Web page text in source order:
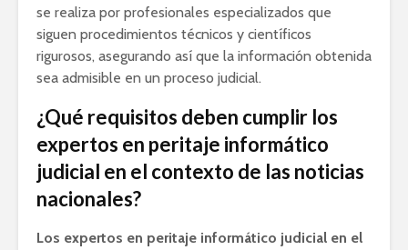
se realiza por profesionales especializados que
siguen procedimientos técnicos y científicos
rigurosos, asegurando así que la información obtenida
sea admisible en un proceso judicial.
¿Qué requisitos deben cumplir los
expertos en peritaje informático
judicial en el contexto de las noticias
nacionales?
Los expertos en peritaje informático judicial en el